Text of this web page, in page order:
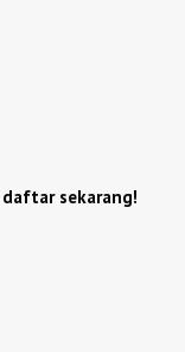
daftar sekarang!